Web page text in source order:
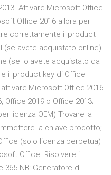
Attivare Microsoft Office
Office 2016 allora per
correttamente il product
(se avete acquistato online)
(se lo avete acquistato da
il product key di Office
Microsoft Office 2016
Office 2019 o Office 2013;
licenza OEM) Trovare la
la chiave prodotto;
(solo licenza perpetua)
Office. Risolvere i
365 NB: Generatore di